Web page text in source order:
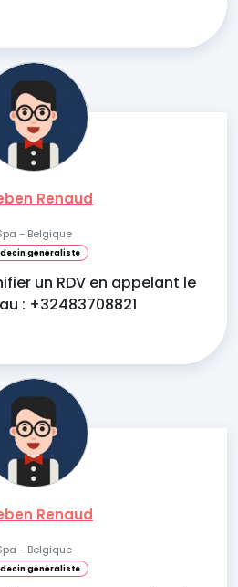
Renaud
- Belgique
généraliste
un RDV en appelant le
: +32483708821
Renaud
- Belgique
généraliste